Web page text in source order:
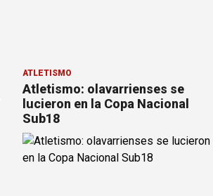
ATLETISMO
Atletismo: olavarrienses se
lucieron en la Copa Nacional
Sub18